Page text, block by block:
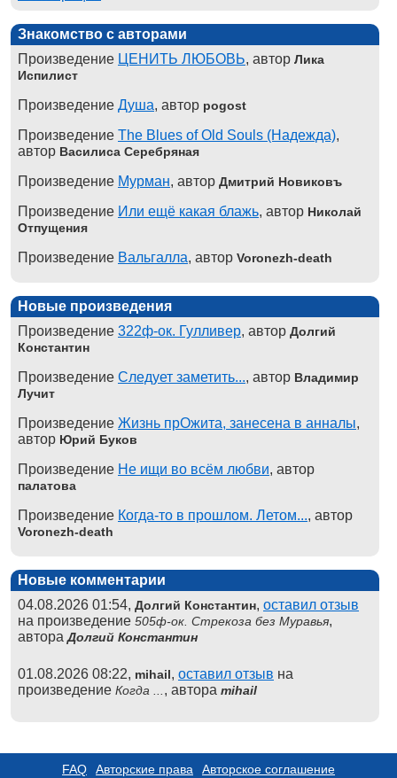
Знакомство с авторами
Произведение ЦЕНИТЬ ЛЮБОВЬ, автор Лика
Испилист
Произведение Душа, автор pogost
Произведение The Blues of Old Souls (Надежда),
автор Василиса Серебряная
Произведение Мурман, автор Дмитрий Новиковъ
Произведение Или ещё какая блажь, автор Николай
Отпущения
Произведение Вальгалла, автор Voronezh-death
Новые произведения
Произведение 322ф-ок. Гулливер, автор Долгий
Константин
Произведение Следует заметить..., автор Владимир
Лучит
Произведение Жизнь прОжита, занесена в анналы,
автор Юрий Буков
Произведение Не ищи во всём любви, автор
палатова
Произведение Когда-то в прошлом. Летом..., автор
Voronezh-death
Новые комментарии
04.08.2026 01:54, Долгий Константин, оставил отзыв
на произведение 505ф-ок. Стрекоза без Муравья,
автораДолгий Константин
01.08.2026 08:22, mihail, оставил отзыв на
произведение Когда ... , автора mihail
FAQ Авторские права
Авторское соглашение